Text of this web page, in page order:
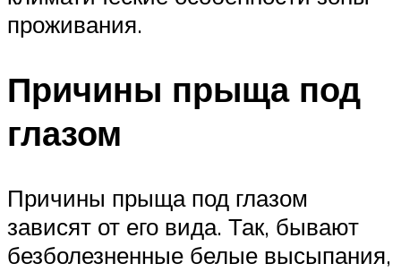
проживания.
Причины прыща под
глазом
Причины прыща под глазом
зависят от его вида. Так, бывают
безболезненные белые высыпания,